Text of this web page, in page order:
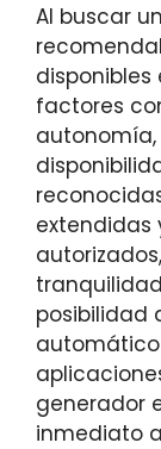
Al buscar
factores
extendidas
posibilidad
generador
inmediato